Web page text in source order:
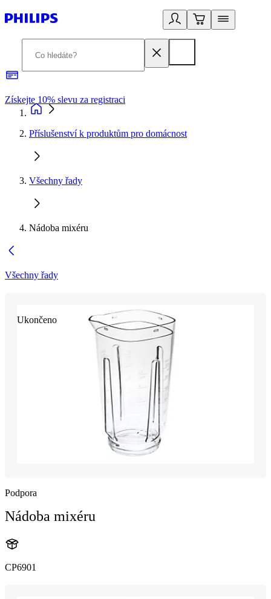
Získejte 10% slevu za registraci
Příslušenství k produktům pro domácnost
Všechny řady
Nádoba mixéru
Všechny řady
Ukončeno
Podpora
Nádoba mixéru
CP6901